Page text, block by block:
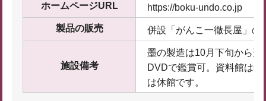
ホームページURL https://boku-undo.co.jp
製品の販売 併設「がんこ一徹長屋」の
施設備考
墨の製造は10月下旬から
DVDで鑑賞可。資料館は
は休館です。